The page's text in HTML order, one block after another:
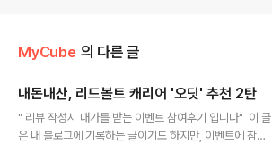
MyCube 의 다른 글
내돈내산, 리드볼트 캐리어 '오딧' 추천 2탄
" 리뷰 작성시 대가를 받는 이벤트 참여후기 입니다" 이 글
은 내 블로그에 기록하는 글이기도 하지만, 이벤트에 참여